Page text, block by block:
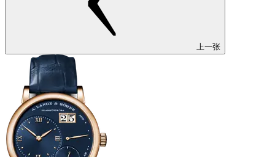
上一张